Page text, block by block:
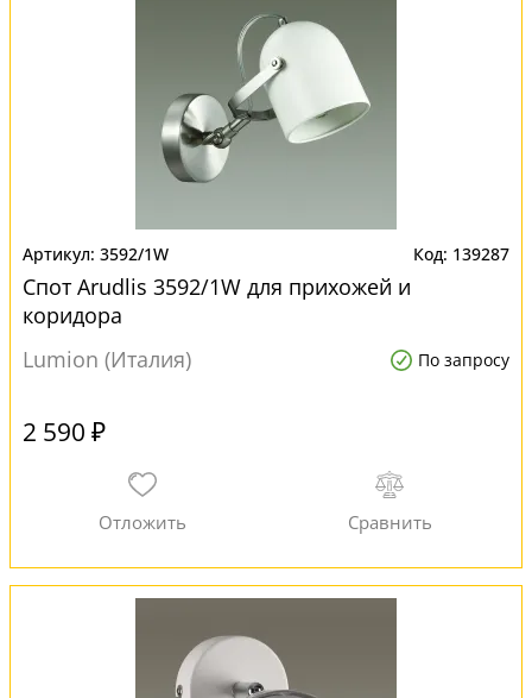
3592/1W 139287
Спот Arudlis 3592/1W для прихожей и
коридора
Lumion (Италия)
По запросу
2 590 ₽